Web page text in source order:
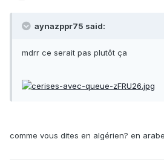
aynazppr75 said:
mdrr ce serait pas plutôt ça
comme vous dites en algérien? en